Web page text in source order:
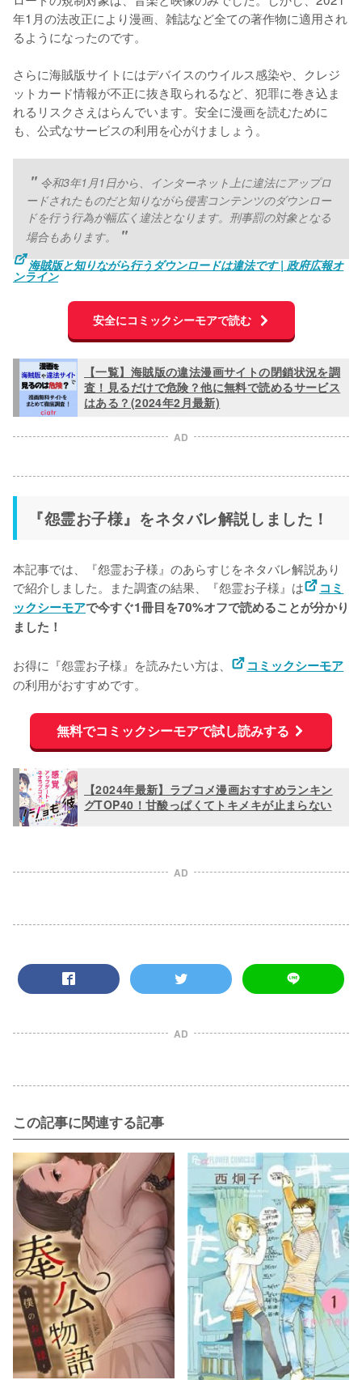
年1月の法改正により漫画、雑誌など全ての著作物に適用され
るようになったのです。
さらに海賊版サイトにはデバイスのウイルス感染や、クレジ
ットカード情報が不正に抜き取られるなど、犯罪に巻き込ま
れるリスクさえはらんでいます。安全に漫画を読むために
も、公式なサービスの利用を心がけましょう。
令和3年1月1日から、インターネット上に違法にアップロ
ードされたものだと知りながら侵害コンテンツのダウンロー
ドを行う行為が幅広く違法となります。刑事罰の対象となる
場合もあります。
海賊版と知りながら行うダウンロードは違法です | 政府広報オ
ンライン
安全にコミックシーモアで読む
【一覧】海賊版の違法漫画サイトの閉鎖状況を調
査！見るだけで危険？他に無料で読めるサービス
はある？(2024年2月最新)
AD
『怨霊お子様』をネタバレ解説しました！
本記事では、『怨霊お子様』のあらすじをネタバレ解説あり
で紹介しました。また調査の結果、『怨霊お子様』は
コミ
ックシーモアで今すぐ1冊目を70%オフで読めることが分かり
ました！
お得に『怨霊お子様』を読みたい方は、
コミックシーモア
の利用がおすすめです。
無料でコミックシーモアで試し読みする
【2024年最新】ラブコメ漫画おすすめランキン
グTOP40！甘酸っぱくてトキメキが止まらない
AD
AD
この記事に関連する記事